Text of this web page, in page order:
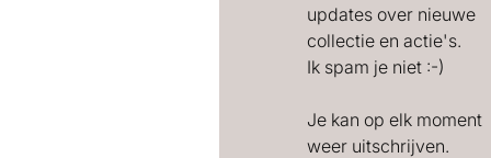
updates over nieuwe
collectie en actie's.
Ik spam je niet :-)
Je kan op elk moment
weer uitschrijven.